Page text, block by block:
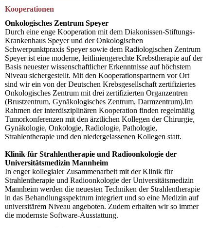
Kooperationen
Onkologisches Zentrum Speyer
Durch eine enge Kooperation mit dem Diakonissen-Stiftungs-
Krankenhaus Speyer und der Onkologischen
Schwerpunktpraxis Speyer sowie dem Radiologischen Zentrum
Speyer ist eine moderne, leitliniengerechte Krebstherapie auf der
Basis neuester wissenschaftlicher Erkenntnisse auf höchstem
Niveau sichergestellt. Mit den Kooperationspartnern vor Ort
sind wir ein von der Deutschen Krebsgesellschaft zertifiziertes
Onkologisches Zentrum mit drei zertifizierten Organzentren
(Brustzentrum, Gynäkologisches Zentrum, Darmzentrum).Im
Rahmen der interdisziplinären Kooperation finden regelmäßig
Tumorkonferenzen mit den ärztlichen Kollegen der Chirurgie,
Gynäkologie, Onkologie, Radiologie, Pathologie,
Strahlentherapie und den niedergelassenen Kollegen statt.
Klinik für Strahlentherapie und Radioonkologie der
Universitätsmedizin Mannheim
In enger kollegialer Zusammenarbeit mit der Klinik für
Strahlentherapie und Radioonkologie der Universitätsmedizin
Mannheim werden die neuesten Techniken der Strahlentherapie
in das Behandlungsspektrum integriert und so eine Medizin auf
universitärem Niveau angeboten. Zudem erhalten wir so immer
die modernste Software-Ausstattung.